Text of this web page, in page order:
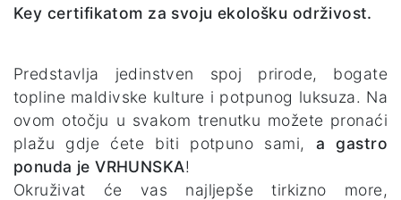
Key certifikatom za svoju ekološku održivost.
Predstavlja jedinstven spoj prirode, bogate
topline maldivske kulture i potpunog luksuza. Na
ovom otočju u svakom trenutku možete pronaći
plažu gdje ćete biti potpuno sami, a gastro
ponuda je VRHUNSKA!
Okruživat će vas najljepše tirkizno more,